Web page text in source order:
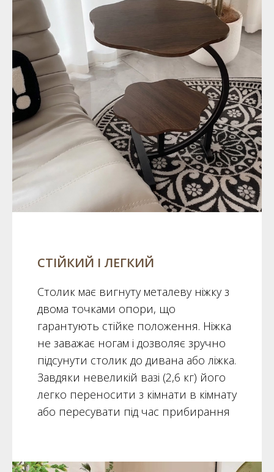
СТІЙКИЙ І ЛЕГКИЙ
Столик має вигнуту металеву ніжку з
двома точками опори, що
гарантують стійке положення. Ніжка
не заважає ногам і дозволяє зручно
підсунути столик до дивана або ліжка.
Завдяки невеликій вазі (2,6 кг) його
легко переносити з кімнати в кімнату
або пересувати під час прибирання